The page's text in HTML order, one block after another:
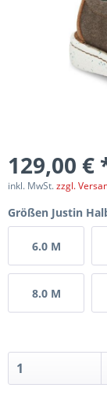
129,00 €
inkl. MwSt.zzgl.
Größen Justin
6.0 M
8.0 M